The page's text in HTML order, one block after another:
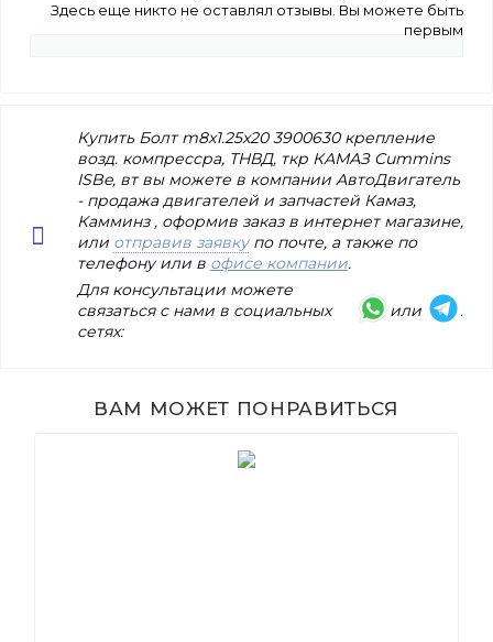
Здесь еще никто не оставлял отзывы. Вы можете быть
первым
Купить Болт m8x1.25x20 3900630 крепление
возд. компрессра, ТНВД, ткр КАМАЗ Cummins
ISBe, вт вы можете в компании АвтоДвигатель
- продажа двигателей и запчастей Камаз,
Камминз , оформив заказ в интернет магазине,
или отправив заявкупо почте, а также по
телефону или в офисе компании.
Для консультации можете
связаться с нами в социальных
сетях:
или .
ВАМ МОЖЕТ ПОНРАВИТЬСЯ